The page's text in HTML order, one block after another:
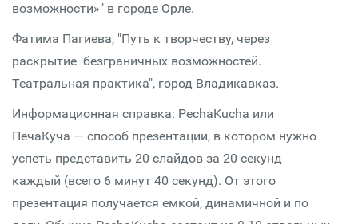
возможности»" в городе Орле.
Фатима Пагиева, "Путь к творчеству, через
раскрытие безграничных возможностей.
Театральная практика", город Владикавказ.
Информационная справка: PechaKucha или
ПечаКуча — способ презентации, в котором нужно
успеть представить 20 слайдов за 20 секунд
каждый (всего 6 минут 40 секунд). От этого
презентация получается емкой, динамичной и по